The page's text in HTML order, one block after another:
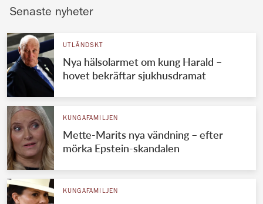
Senaste nyheter
UTLÄNDSKT
Nya hälsolarmet om kung Harald –
hovet bekräftar sjukhusdramat
KUNGAFAMILJEN
Mette-Marits nya vändning – efter
mörka Epstein-skandalen
KUNGAFAMILJEN